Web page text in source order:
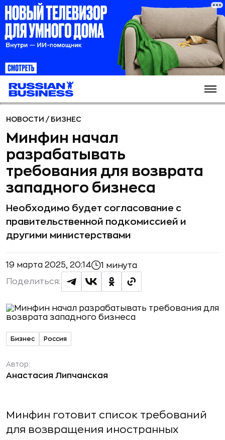
НОВОСТИ / БИЗНЕС
Минфин начал
разрабатывать
требования для возврата
западного бизнеса
Необходимо будет согласование с
правительственной подкомиссией и
другими министерствами
19 марта 2025, 20:14 1 минута
Поделиться:
Бизнес Россия
Автор:
Анастасия Липчанская
Минфин готовит список требований
для возвращения иностранных